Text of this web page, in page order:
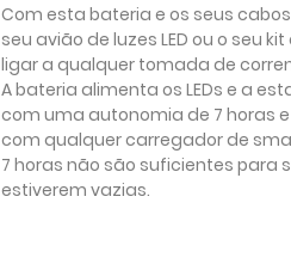
Com esta bateria e os seus
seu avião de luzes LED ou o seu
ligar a qualquer tomada de
A bateria alimenta os LEDs e a
com uma autonomia de 7 horas
com qualquer carregador de
7 horas não são suficientes para
estiverem vazias.